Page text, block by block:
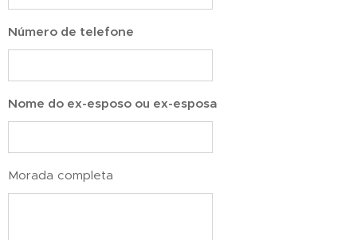
Número de telefone
Nome do ex-esposo ou ex-esposa
Morada completa